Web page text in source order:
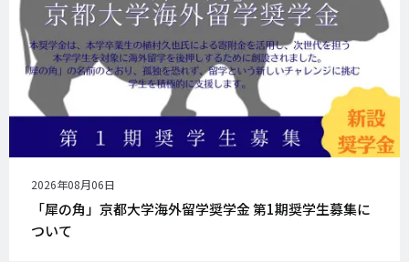
公
開
2026年08月06日
「犀の角」京都大学海外留学奨学金 第1期奨学生募集に
ついて